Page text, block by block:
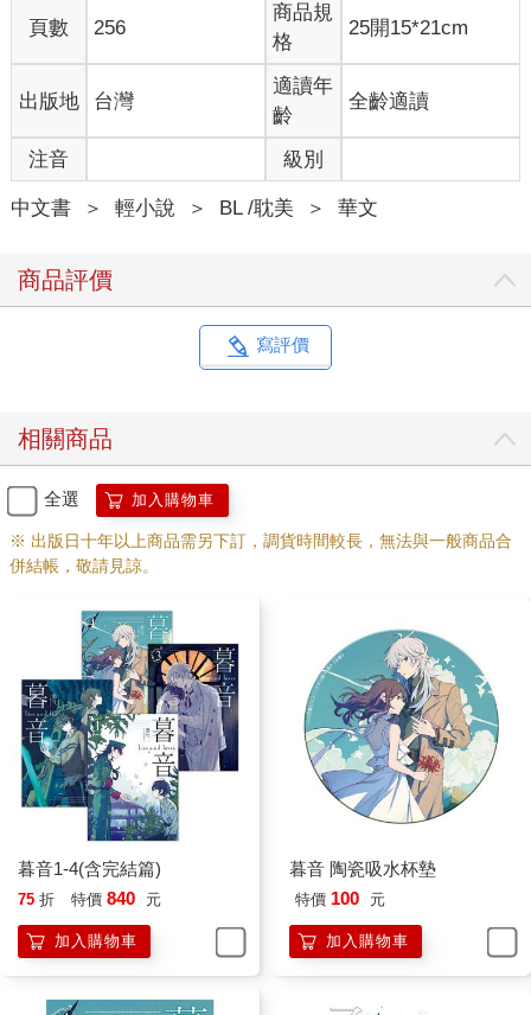
頁數 256
商品規
格
25開15*21cm
出版地 台灣
適讀年
齡
全齡適讀
注音 級別
中文書 ＞ 輕小說 ＞ BL /耽美 ＞ 華文
商品評價
寫評價
相關商品
全選 加入購物車
※ 出版日十年以上商品需另下訂，調貨時間較長，無法與一般商品合
併結帳，敬請見諒。
暮音1-4(含完結篇)
75 折 特價 840 元
加入購物車
暮音 陶瓷吸水杯墊
特價 100 元
加入購物車